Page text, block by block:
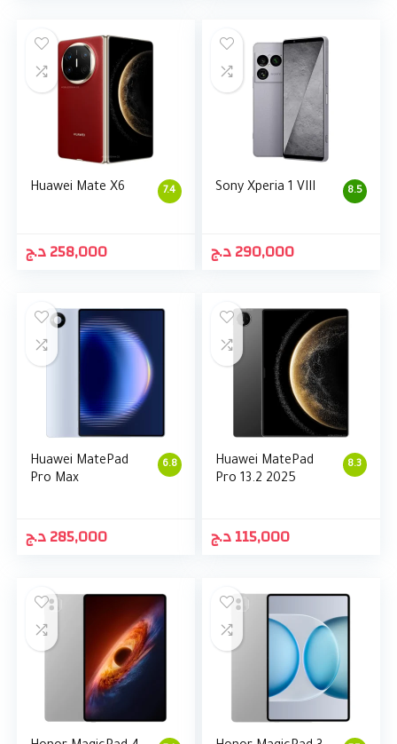
7.4
Huawei Mate X6
258,000د.ج
8.5
Sony Xperia 1 VIII
290,000د.ج
6.8
Huawei MatePad
Pro Max
285,000د.ج
8.3
Huawei MatePad
Pro 13.2 2025
115,000د.ج